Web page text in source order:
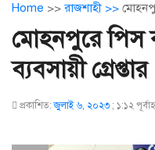
Home >>রাজশাহী >>
মোহনপুরে পিস
ব্যবসায়ী গ্রেপ্তার
প্রকাশিত:জুলাই ৬, ২০২৩ ; ১:১২